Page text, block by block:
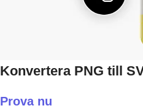
Konvertera PNG till
Prova nu